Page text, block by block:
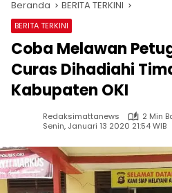
Beranda BERITA TERKINI
BERITA TERKINI
Coba Melawan
Curas Dihadiahi
Kabupaten OKI
Redaksimattanews
2 Min
Senin, Januari 13 2020 21:54 WIB